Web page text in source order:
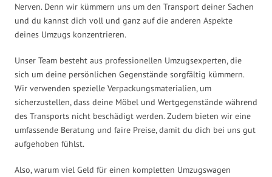
Nerven. Denn wir kümmern uns um den Transport deiner Sachen
und du kannst dich voll und ganz auf die anderen Aspekte
deines Umzugs konzentrieren.
Unser Team besteht aus professionellen Umzugsexperten, die
sich um deine persönlichen Gegenstände sorgfältig kümmern.
Wir verwenden spezielle Verpackungsmaterialien, um
sicherzustellen, dass deine Möbel und Wertgegenstände während
des Transports nicht beschädigt werden. Zudem bieten wir eine
umfassende Beratung und faire Preise, damit du dich bei uns gut
aufgehoben fühlst.
Also, warum viel Geld für einen kompletten Umzugswagen